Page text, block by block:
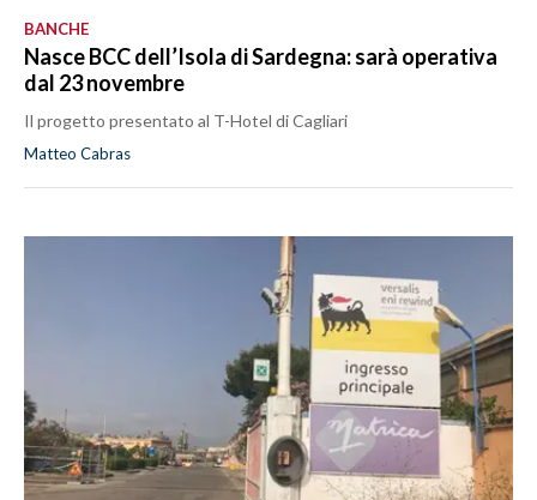
BANCHE
Nasce BCC dell’Isola di Sardegna: sarà operativa
dal 23 novembre
Il progetto presentato al T-Hotel di Cagliari
Matteo Cabras